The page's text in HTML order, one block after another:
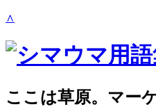
∧
ここは草原。マー